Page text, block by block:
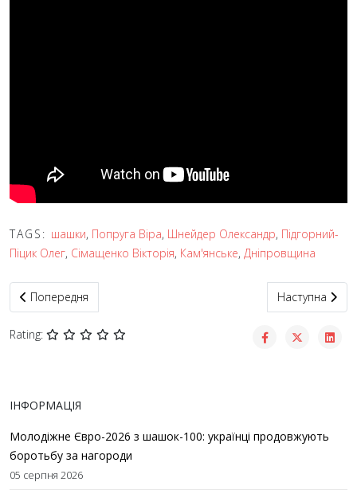
TAGS: шашки, Попруга Віра, Шнейдер Олександр, Підгорний-
Піцик Олег, Сімащенко Вікторія, Кам'янське, Дніпровщина
Попередня стаття: Фелікс Шепель та Зоряна Анісімова –
Попередня Наступна
Наступна
Rating:
ІНФОРМАЦІЯ
Молодіжне Євро-2026 з шашок-100: українці продовжують
боротьбу за нагороди
05 серпня 2026